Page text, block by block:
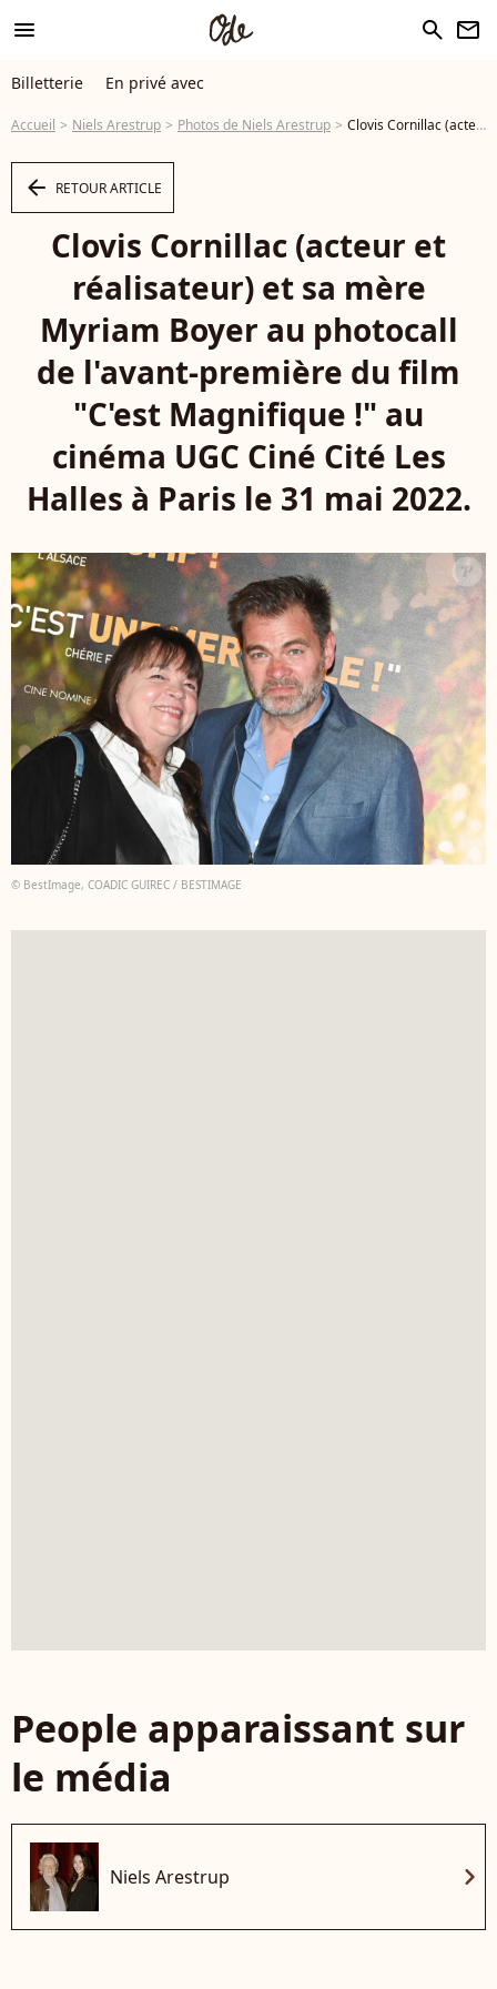
menu search newsletter
Billetterie En privé avec
Accueil Niels Arestrup Photos de Niels Arestrup Clovis Cornillac (acteur et réalisateur) et sa mère Myriam Boyer au photocall de l'avant-première du film "C'est Magnifique !" au cinéma UGC Ciné Cité Les Halles à Paris le 31 mai 2022. © Coadic Guirec / Bestimage - Photo
arrow_left RETOUR ARTICLE
Clovis Cornillac (acteur et
réalisateur) et sa mère
Myriam Boyer au photocall
de l'avant-première du film
"C'est Magnifique !" au
cinéma UGC Ciné Cité Les
Halles à Paris le 31 mai 2022.
© BestImage, COADIC GUIREC / BESTIMAGE
People apparaissant sur
le média
Niels Arestrup chevron_right